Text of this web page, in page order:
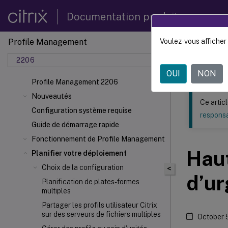
Documentation produit
Profile Management
2206
Profile Management 2206
Nouveautés
Configuration système requise
Guide de démarrage rapide
Fonctionnement de Profile Management
Planifier votre déploiement
Choix de la configuration
Planification de plates-formes
multiples
Partager les profils utilisateur Citrix
sur des serveurs de fichiers multiples
Ce contenu a
Profile
<
Ce
October
Voulez-vous
OUI NON